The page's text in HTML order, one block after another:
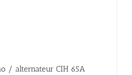
/ alternateur CIH 65A